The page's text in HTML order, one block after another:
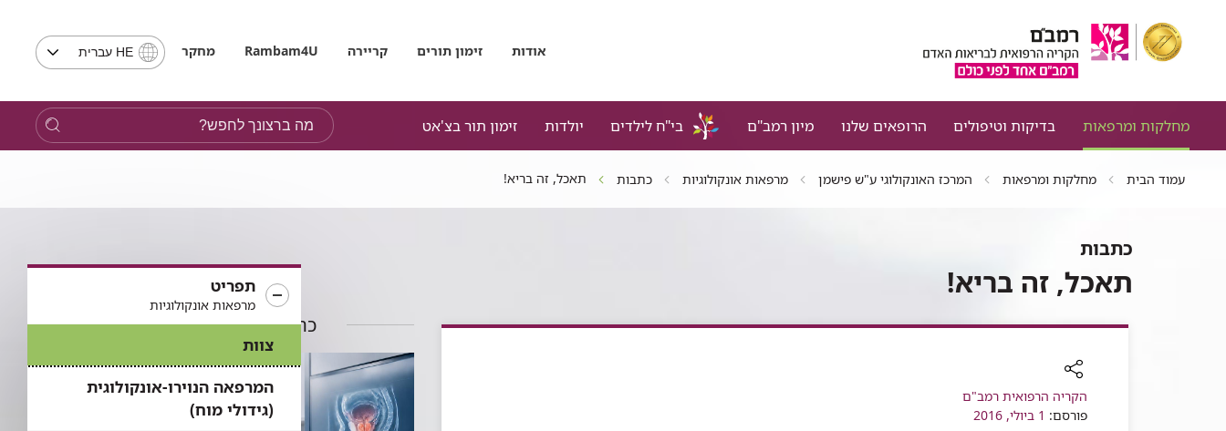
אודות זימון תורים קריירה Rambam4U מחקר
בחירת
שים
לב,
בבחירת
לאתר
HE עברית
מחלקות ומרפאות בדיקות וטיפולים הרופאים שלנו מיון רמב"ם בי"ח לילדים יולדות זימון תור בצ'אט
מה
ברצונך
לחפש?
עמוד הבית מחלקות ומרפאות המרכז האונקולוגי ע"ש פישמן מרפאות אונקולוגיות כתבות תאכל, זה בריא!
תפריט
מרפאות אונקולוגיות
צוות
המרפאה הנוירו-אונקולוגית
(גידולי מוח)
כתבות
תאכל, זה בריא!
רכיב
שיתוף
הקריה הרפואית רמב"ם
פורסם: 1 ביולי, 2016
כתבות בתחום